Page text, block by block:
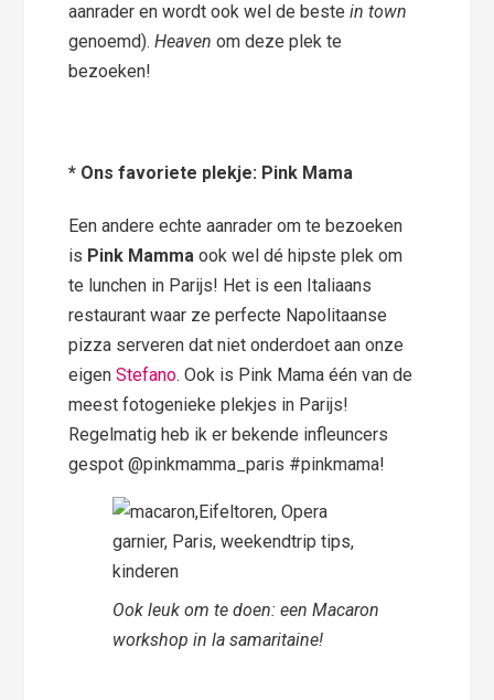
aanrader en wordt ook wel de beste in town
genoemd).Heavenom deze plek te
bezoeken!
* Ons favoriete plekje: Pink Mama
Een andere echte aanrader om te bezoeken
is Pink Mamma ook wel dé hipste plek om
te lunchen in Parijs! Het is een Italiaans
restaurant waar ze perfecte Napolitaanse
pizza serveren dat niet onderdoet aan onze
eigenStefano. Ook is Pink Mama één van de
meest fotogenieke plekjes in Parijs!
Regelmatig heb ik er bekende infleuncers
gespot @pinkmamma_paris #pinkmama!
Ook leuk om te doen: een Macaron
workshop in la samaritaine!